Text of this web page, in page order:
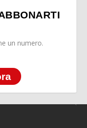
un numero.